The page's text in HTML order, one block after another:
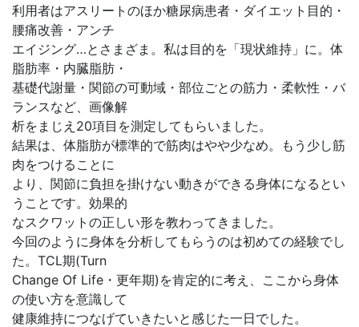
利用者はアスリートのほか糖尿病患者・ダイエット目的・
腰痛改善・アンチ
エイジング…とさまざま。私は目的を「現状維持」に。体
脂肪率・内臓脂肪・
基礎代謝量・関節の可動域・部位ごとの筋力・柔軟性・バ
ランスなど、画像解
析をまじえ20項目を測定してもらいました。
結果は、体脂肪が標準的で筋肉はやや少なめ。もう少し筋
肉をつけることに
より、関節に負担を掛けない動きができる身体になるとい
うことです。効果的
なスクワットの正しい形を教わってきました。
今回のように身体を分析してもらうのは初めての経験でし
た。TCL期(Turn
Change Of Life・更年期)を肯定的に考え、ここから身体
の使い方を意識して
健康維持につなげていきたいと感じた一日でした。